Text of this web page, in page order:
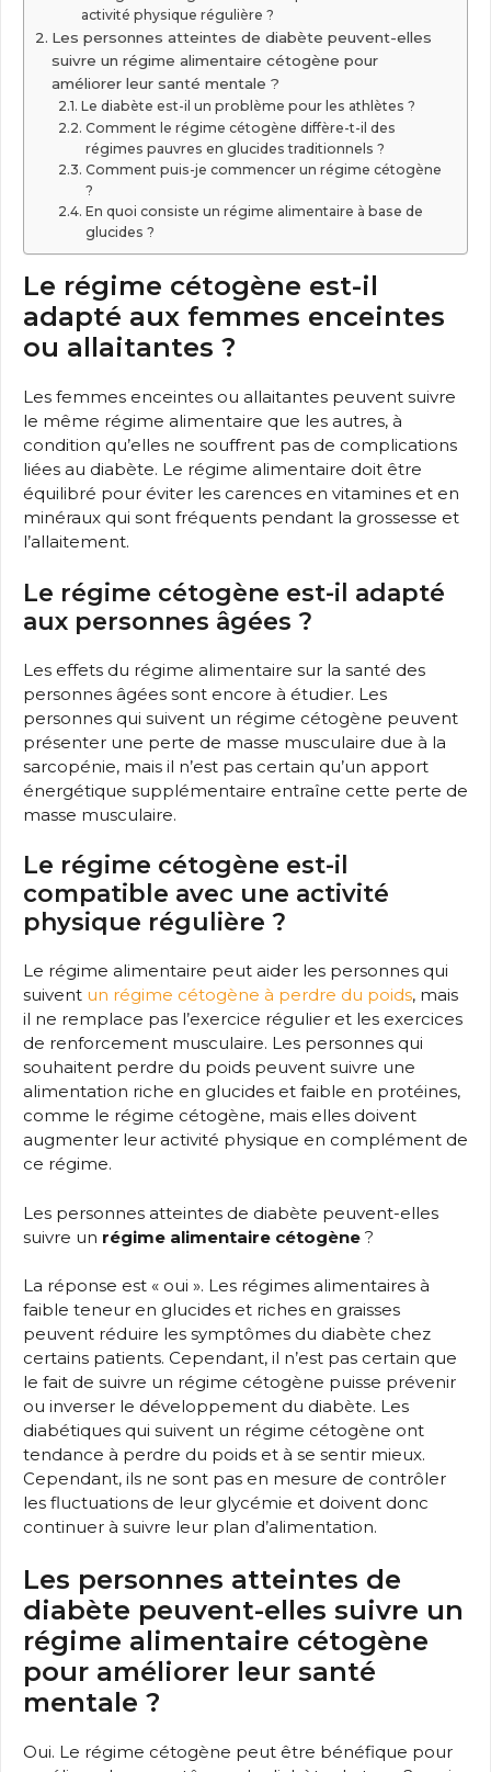
activité physique régulière ?
Les personnes atteintes de diabète peuvent-elles
suivre un régime alimentaire cétogène pour
améliorer leur santé mentale ?
Le diabète est-il un problème pour les athlètes ?
Comment le régime cétogène diffère-t-il des
régimes pauvres en glucides traditionnels ?
Comment puis-je commencer un régime cétogène
?
En quoi consiste un régime alimentaire à base de
glucides ?
Le régime cétogène est-il
adapté aux femmes enceintes
ou allaitantes ?
Les femmes enceintes ou allaitantes peuvent suivre
le même régime alimentaire que les autres, à
condition qu’elles ne souffrent pas de complications
liées au diabète. Le régime alimentaire doit être
équilibré pour éviter les carences en vitamines et en
minéraux qui sont fréquents pendant la grossesse et
l’allaitement.
Le régime cétogène est-il adapté
aux personnes âgées ?
Les effets du régime alimentaire sur la santé des
personnes âgées sont encore à étudier. Les
personnes qui suivent un régime cétogène peuvent
présenter une perte de masse musculaire due à la
sarcopénie, mais il n’est pas certain qu’un apport
énergétique supplémentaire entraîne cette perte de
masse musculaire.
Le régime cétogène est-il
compatible avec une activité
physique régulière ?
Le régime alimentaire peut aider les personnes qui
suivent un régime cétogène à perdre du poids, mais
il ne remplace pas l’exercice régulier et les exercices
de renforcement musculaire. Les personnes qui
souhaitent perdre du poids peuvent suivre une
alimentation riche en glucides et faible en protéines,
comme le régime cétogène, mais elles doivent
augmenter leur activité physique en complément de
ce régime.
Les personnes atteintes de diabète peuvent-elles
suivre un régime alimentaire cétogène ?
La réponse est « oui ». Les régimes alimentaires à
faible teneur en glucides et riches en graisses
peuvent réduire les symptômes du diabète chez
certains patients. Cependant, il n’est pas certain que
le fait de suivre un régime cétogène puisse prévenir
ou inverser le développement du diabète. Les
diabétiques qui suivent un régime cétogène ont
tendance à perdre du poids et à se sentir mieux.
Cependant, ils ne sont pas en mesure de contrôler
les fluctuations de leur glycémie et doivent donc
continuer à suivre leur plan d’alimentation.
Les personnes atteintes de
diabète peuvent-elles suivre un
régime alimentaire cétogène
pour améliorer leur santé
mentale ?
Oui. Le régime cétogène peut être bénéfique pour